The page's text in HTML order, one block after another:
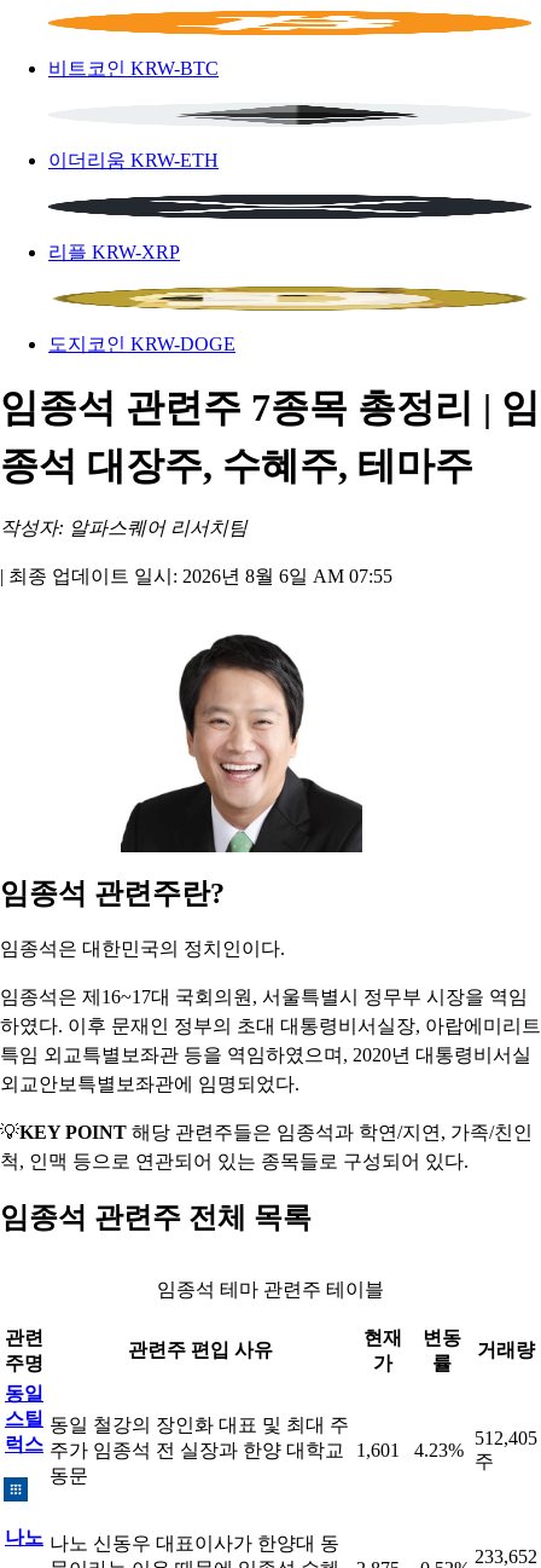
비트코인 KRW-BTC
이더리움 KRW-ETH
리플 KRW-XRP
도지코인 KRW-DOGE
임종석 관련주 7종목 총정리 | 임
종석 대장주, 수혜주, 테마주
작성자: 알파스퀘어 리서치팀
| 최종 업데이트 일시: 2026년 8월 6일 AM 07:55
임종석 관련주란?
임종석은 대한민국의 정치인이다.
임종석은 제16~17대 국회의원, 서울특별시 정무부 시장을 역임
하였다. 이후 문재인 정부의 초대 대통령비서실장, 아랍에미리트
특임 외교특별보좌관 등을 역임하였으며, 2020년 대통령비서실
외교안보특별보좌관에 임명되었다.
💡KEY POINT 해당 관련주들은 임종석과 학연/지연, 가족/친인
척, 인맥 등으로 연관되어 있는 종목들로 구성되어 있다.
임종석 관련주 전체 목록
임종석 테마 관련주 테이블
관련
주명
관련주 편입 사유
현재
가
변동
률
거래량
동일
스틸
럭스
동일 철강의 장인화 대표 및 최대 주
주가 임종석 전 실장과 한양 대학교
동문
1,601 4.23%
512,405
주
나노 나노 신동우 대표이사가 한양대 동
233,652